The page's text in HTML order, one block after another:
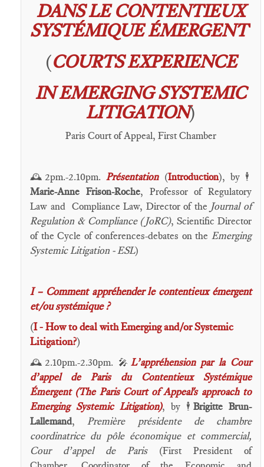
DANS LECONTENTIEUX
SYSTÉMIQUE ÉMERGENT
(COURTS EXPERIENCE
IN EMERGING SYSTEMIC
LITIGATION)
Paris Court of Appeal, First Chamber
🕰️2pm.-2.10pm.Présentation (Introduction), by 🕴️
Marie-Anne Frison-Roche, Professor of Regulatory
Law and Compliance Law, Director of the Journal of
Regulation & Compliance (JoRC), Scientific Director
of the Cycle of conferences-debates on the Emerging
Systemic Litigation - ESL)
I – Comment appréhender le contentieux émergent
et/ou systémique ?
(I - How to deal with Emerging and/or Systemic
Litigation?)
🕰️ 2.10pm.-2.30pm. 🎤 L’appréhension par la Cour
d’appel de Paris du Contentieux Systémique
Émergent (The Paris Court of Appeal's approach to
Emerging Systemic Litigation), by 🕴️ Brigitte Brun-
Lallemand,Première présidente de chambre
coordinatrice du pôle économique et commercial,
Cour d’appel de Paris(First President of